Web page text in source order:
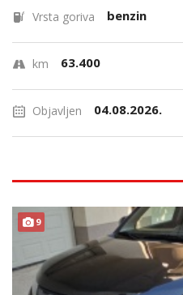
Vrsta goriva benzin
km 63.400
Objavljen 04.08.2026.
9